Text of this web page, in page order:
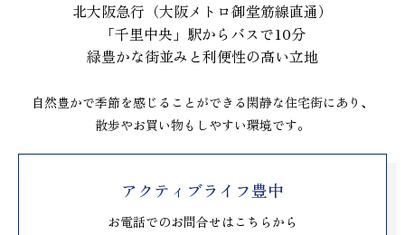
北大阪急行（大阪メトロ御堂筋線直通）
「千里中央」駅からバスで10分
緑豊かな街並みと利便性の高い立地
自然豊かで季節を感じることができる閑静な住宅街にあり、
散歩やお買い物もしやすい環境です。
アクティブライフ豊中
お電話でのお問合せはこちらから